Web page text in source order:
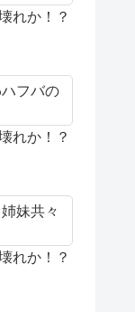
れか！？
フバの
れか！？
妹共々
れか！？